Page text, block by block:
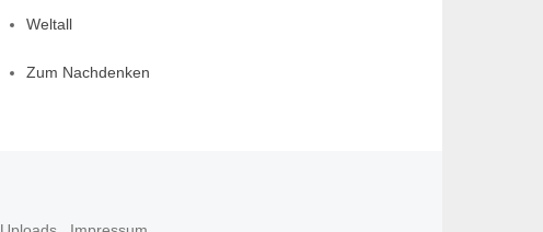
Weltall
Zum Nachdenken